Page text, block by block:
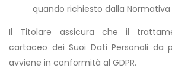
quando richiesto dalla Normativa
Il Titolare assicura che il
cartaceo dei Suoi Dati Personali da
avviene in conformità al GDPR.